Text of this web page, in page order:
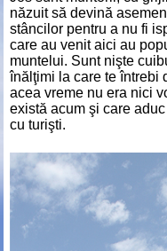
năzuit să devină
stâncilor pentru a nu fi
care au venit aici au
muntelui. Sunt nişte
înălţimi la care te întrebi
acea vreme nu era nici
există acum şi care
cu turişti.